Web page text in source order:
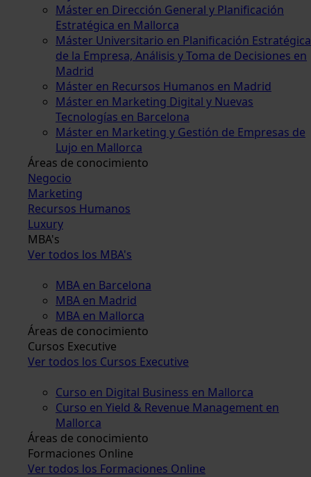
Máster en Dirección General y Planificación
Estratégica en Mallorca
Máster Universitario en Planificación Estratégica
de la Empresa, Análisis y Toma de Decisiones en
Madrid
Máster en Recursos Humanos en Madrid
Máster en Marketing Digital y Nuevas
Tecnologías en Barcelona
Máster en Marketing y Gestión de Empresas de
Lujo en Mallorca
Áreas de conocimiento
Negocio
Marketing
Recursos Humanos
Luxury
MBA's
Ver todos los MBA's
MBA en Barcelona
MBA en Madrid
MBA en Mallorca
Áreas de conocimiento
Cursos Executive
Ver todos los Cursos Executive
Curso en Digital Business en Mallorca
Curso en Yield & Revenue Management en
Mallorca
Áreas de conocimiento
Formaciones Online
Ver todos los Formaciones Online